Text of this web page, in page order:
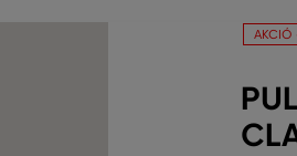
AKCIÓ